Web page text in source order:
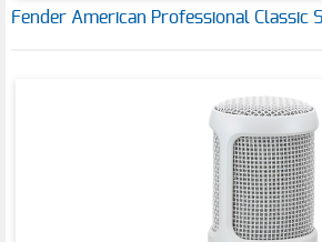
Fender American Professional Classic